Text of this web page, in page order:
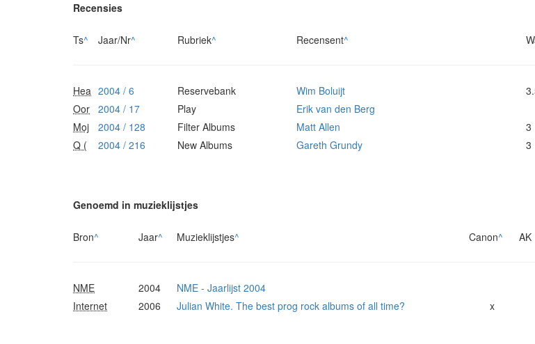
Recensies
Ts^ Jaar/Nr^ Rubriek^ Recensent^
Hea 2004 / 6 Reservebank Wim Boluijt
Oor 2004 / 17 Play
Erik van den Berg
Moj
2004 / 128 Filter Albums Matt Allen
3
Q (
2004 / 216 New Albums Gareth Grundy 3
Genoemd in muzieklijstjes
Bron^ Jaar^ Muzieklijstjes^ Canon^ AK
NME 2004 NME - Jaarlijst 2004
Internet
2006 Julian White. The best prog rock albums of all time? x